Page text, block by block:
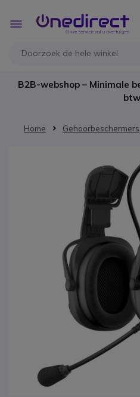
Toggle
Nav
B2B-webshop – Minimale
Home Gehoorbeschermers